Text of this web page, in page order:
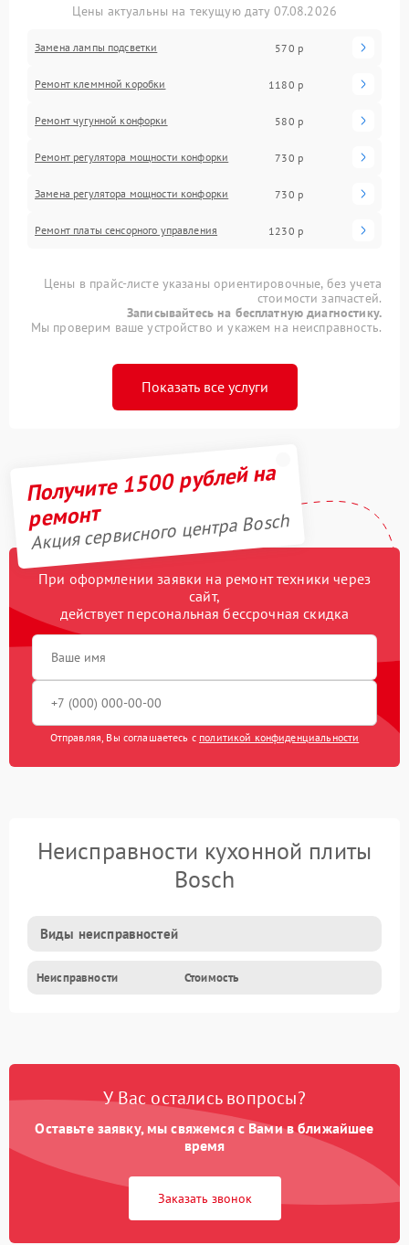
Цены актуальны на текущую дату 07.08.2026
Замена лампы подсветки 570 р
Ремонт клеммной коробки 1180 р
Ремонт чугунной конфорки 580 р
Ремонт регулятора мощности конфорки 730 р
Замена регулятора мощности конфорки 730 р
Ремонт платы сенсорного управления 1230 р
Цены в прайс-листе указаны ориентировочные, без учета
стоимости запчастей.
Записывайтесь на бесплатную диагностику.
Мы проверим ваше устройство и укажем на неисправность.
Показать все услуги
Получите 1500 рублей на
ремонт
Акция сервисного центра Bosch
При оформлении заявки на ремонт техники через
сайт,
действует персональная бессрочная скидка
Отправляя, Вы соглашаетесь с политикой конфиденциальности
Неисправности кухонной плиты
Bosch
Виды неисправностей
Неисправности Стоимость
У Вас остались вопросы?
Оставьте заявку, мы свяжемся с Вами в ближайшее
время
Заказать звонок